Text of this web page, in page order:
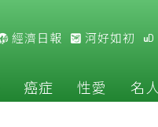
經濟日報 河好如初
癌症 性愛 名人